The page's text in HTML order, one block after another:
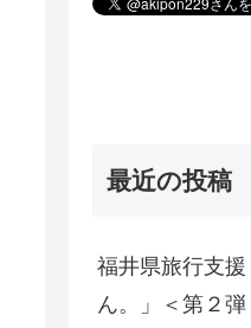
最近の投稿
福井県旅行支
ん。」＜第２